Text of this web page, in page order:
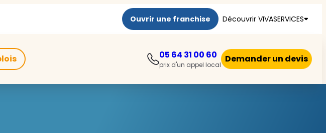
Ouvrir une franchise Découvrir VIVASERVICES
05 64 31 00 60
prix d'un appel local
Demander un devis